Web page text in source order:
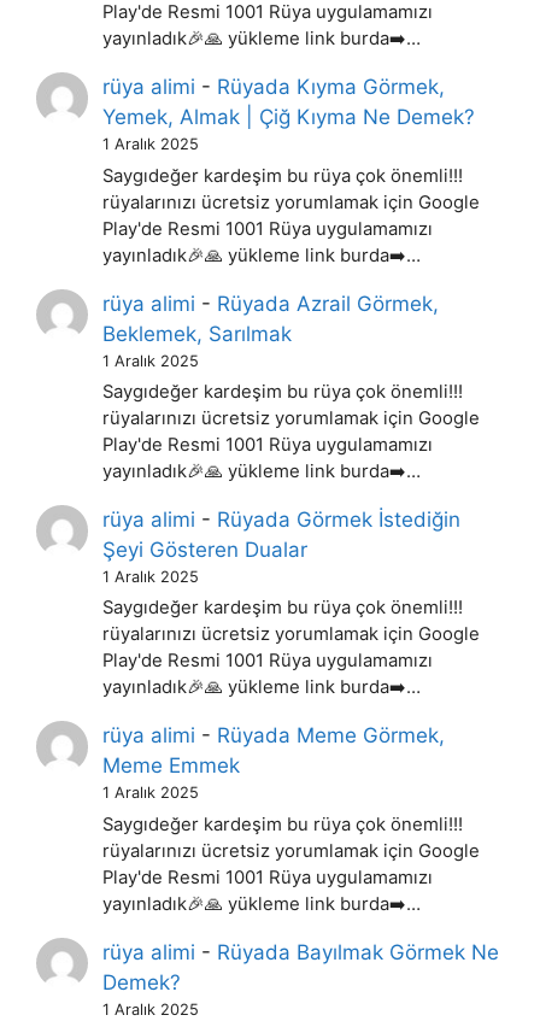
Play'de Resmi 1001 Rüya uygulamamızı
yayınladık🎉🙏 yükleme link burda➡️…
rüya alimi - Rüyada Kıyma Görmek,
Yemek, Almak | Çiğ Kıyma Ne Demek?
1 Aralık 2025
Saygıdeğer kardeşim bu rüya çok önemli!!!
rüyalarınızı ücretsiz yorumlamak için Google
Play'de Resmi 1001 Rüya uygulamamızı
yayınladık🎉🙏 yükleme link burda➡️…
rüya alimi - Rüyada Azrail Görmek,
Beklemek, Sarılmak
1 Aralık 2025
Saygıdeğer kardeşim bu rüya çok önemli!!!
rüyalarınızı ücretsiz yorumlamak için Google
Play'de Resmi 1001 Rüya uygulamamızı
yayınladık🎉🙏 yükleme link burda➡️…
rüya alimi - Rüyada Görmek İstediğin
Şeyi Gösteren Dualar
1 Aralık 2025
Saygıdeğer kardeşim bu rüya çok önemli!!!
rüyalarınızı ücretsiz yorumlamak için Google
Play'de Resmi 1001 Rüya uygulamamızı
yayınladık🎉🙏 yükleme link burda➡️…
rüya alimi - Rüyada Meme Görmek,
Meme Emmek
1 Aralık 2025
Saygıdeğer kardeşim bu rüya çok önemli!!!
rüyalarınızı ücretsiz yorumlamak için Google
Play'de Resmi 1001 Rüya uygulamamızı
yayınladık🎉🙏 yükleme link burda➡️…
rüya alimi - Rüyada Bayılmak Görmek Ne
Demek?
1 Aralık 2025